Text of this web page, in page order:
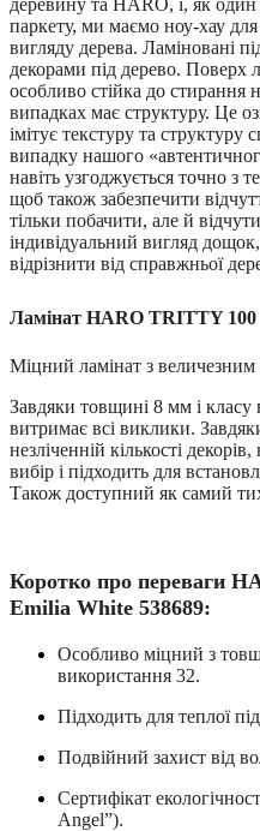
деревину та HARO, і, як один
паркету, ми маємо ноу-хау
вигляду дерева. Ламіновані
декорами під дерево. Поверх
особливо стійка до стирання
випадках має структуру. Це
імітує текстуру та
випадку нашого
навіть узгоджується точно з
щоб також забезпечити
тільки побачити, але й
індивідуальний вигляд
відрізнити від справжньої
Ламінат HARO TRITTY 100
Міцний ламінат з
Завдяки товщині 8 мм і класу
витримає всі виклики.
незліченній кількості
вибір і підходить для
Також доступний як самий
Коротко про переваги
Emilia White 538689:
Особливо міцний з
використання 32.
Підходить для теплої
Подвійний захист від
Сертифікат
Angel”).